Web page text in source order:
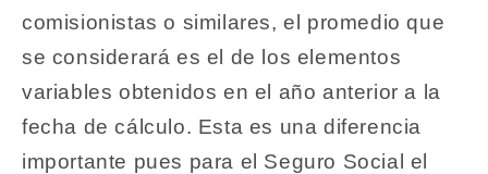
comisionistas o similares, el promedio que
se considerará es el de los elementos
variables obtenidos en el año anterior a la
fecha de cálculo. Esta es una diferencia
importante pues para el Seguro Social el